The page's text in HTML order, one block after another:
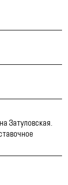
Затуловская.